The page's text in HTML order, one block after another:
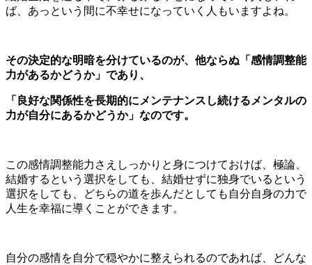
ば、あっという間に不幸せになっていく人もいますよね。
その決定的な明暗を分けているのが、他ならぬ「感情調整能
力があるかどうか」であり、
「良好な関係性を長期的にメンテナンスし続けるメンタルの
力が自分にあるかどうか」なのです。
この感情調整能力さえしっかりと身につけておけば、極論、
結婚するという選択をしても、結婚せずに独身でいるという
選択をしても、どちらの道を歩んだとしても自分自身の力で
人生を幸福に導くことができます。
自分の感情を自分で穏やかに整えられるのであれば、どんな